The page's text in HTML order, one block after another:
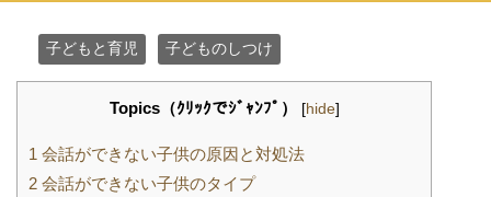
子どもと育児 子どものしつけ
Topics（ｸﾘｯｸでｼﾞｬﾝﾌﾟ） [hide]
1 会話ができない子供の原因と対処法
2 会話ができない子供のタイプ